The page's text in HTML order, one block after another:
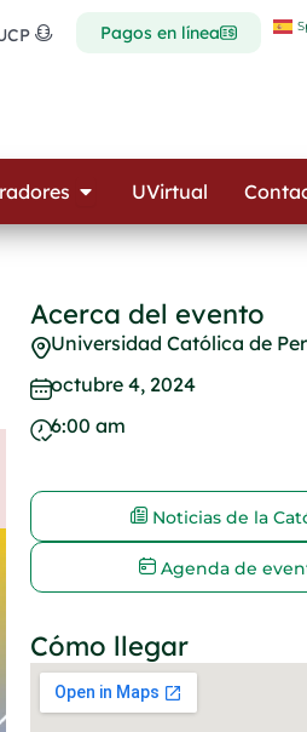
Pagos en línea
Open Colaboradores
UVirtual
Acerca del evento
Universidad Católica de
octubre 4, 2024
6:00 am
Noticias de la
Agenda de
Cómo llegar